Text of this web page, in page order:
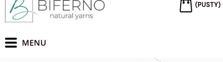
(PUSTY)